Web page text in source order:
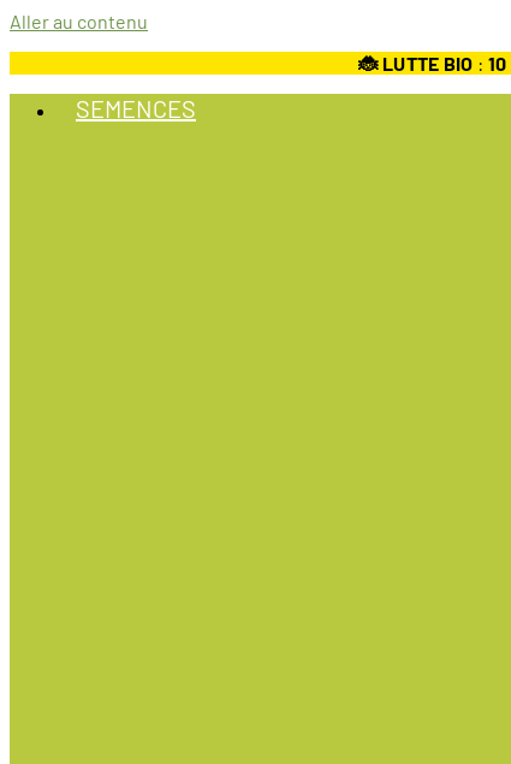
Aller au contenu
🐞 LUTTE BIO : 10
SEMENCES